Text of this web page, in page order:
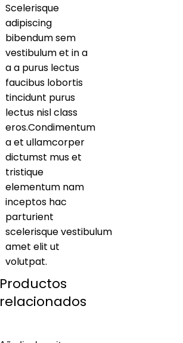
Scelerisque
adipiscing
bibendum sem
vestibulum et in a
a a purus lectus
faucibus lobortis
tincidunt purus
lectus nisl class
eros.Condimentum
a et ullamcorper
dictumst mus et
tristique
elementum nam
inceptos hac
parturient
scelerisque vestibulum
amet elit ut
volutpat.
Productos
relacionados